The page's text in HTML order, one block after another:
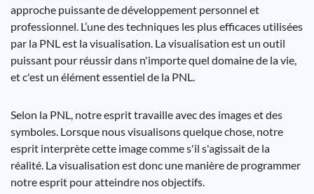
approche puissante de développement personnel et
professionnel. L’une des techniques les plus efficaces utilisées
par la PNL est la visualisation. La visualisation est un outil
puissant pour réussir dans n'importe quel domaine de la vie,
et c'est un élément essentiel de la PNL.
Selon la PNL, notre esprit travaille avec des images et des
symboles. Lorsque nous visualisons quelque chose, notre
esprit interprète cette image comme s'il s'agissait de la
réalité. La visualisation est donc une manière de programmer
notre esprit pour atteindre nos objectifs.